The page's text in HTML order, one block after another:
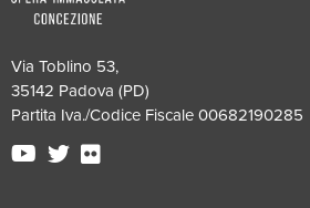
Via Toblino 53,
35142 Padova (PD)
Partita Iva./Codice Fiscale 00682190285